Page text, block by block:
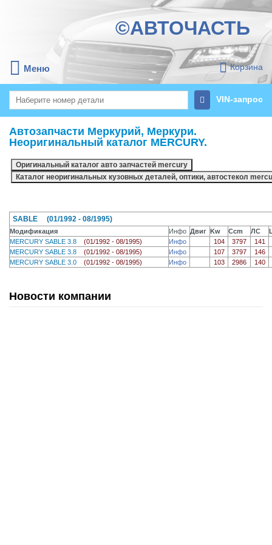
©АВТОЧАСТЬ
Меню Корзина
VIN-запрос
Автозапчасти Меркурий, Меркури.
Неоригинальный каталог MERCURY.
SABLE (01/1992 - 08/1995)
Модификация Инфо Двиг Kw Ccm ЛС
MERCURY SABLE 3.8 (01/1992 - 08/1995) Инфо 104 3797 141
MERCURY SABLE 3.8 (01/1992 - 08/1995) Инфо 107 3797 146
MERCURY SABLE 3.0 (01/1992 - 08/1995) Инфо 103 2986 140
Новости компании